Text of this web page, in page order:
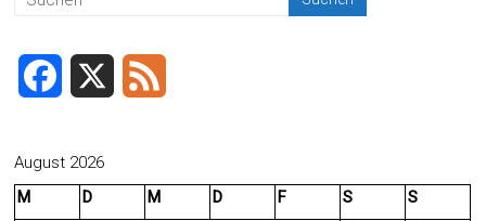
c
August 2026
M
D M D F S
S